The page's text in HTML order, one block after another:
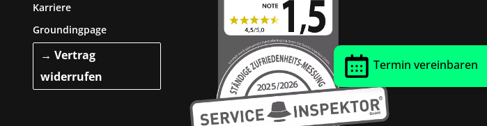
Karriere
Groundingpage
→ Vertrag
widerrufen
Termin vereinbaren